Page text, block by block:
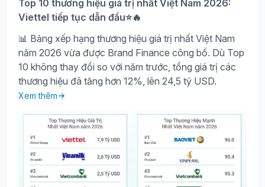
Top 10 thương hiệu giá trị nhất Việt Nam 2026:
Viettel tiếp tục dẫn đầu⭐🔥
📊 Bảng xếp hạng thương hiệu giá trị nhất Việt Nam
năm 2026 vừa được Brand Finance công bố. Dù Top
10 không thay đổi so với năm trước, tổng giá trị các
thương hiệu đã tăng hơn 12%, lên 24,5 tỷ USD.
Xem thêm